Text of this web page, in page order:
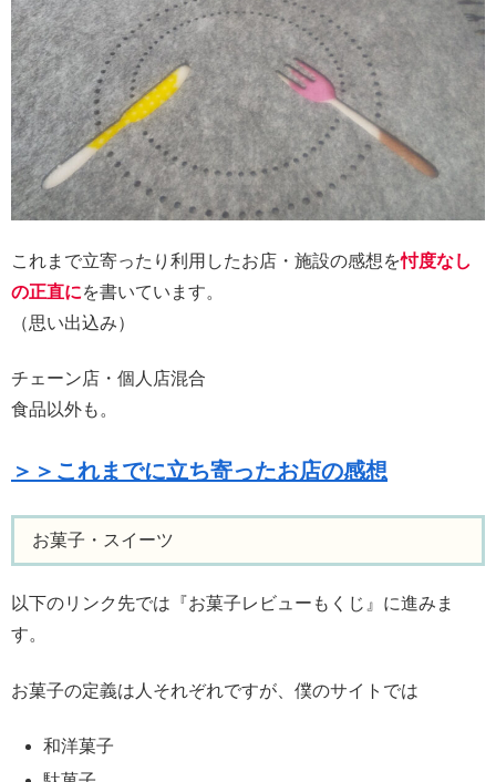
これまで立寄ったり利用したお店・施設の感想を忖度なし
の正直にを書いています。
（思い出込み）
チェーン店・個人店混合
食品以外も。
＞＞これまでに立ち寄ったお店の感想
お菓子・スイーツ
以下のリンク先では『お菓子レビューもくじ』に進みま
す。
お菓子の定義は人それぞれですが、僕のサイトでは
和洋菓子